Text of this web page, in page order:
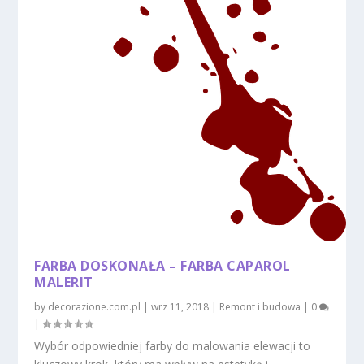
FARBA DOSKONAŁA – FARBA CAPAROL
MALERIT
by decorazione.com.pl |wrz 11, 2018 | Remont i budowa | 0
|
Wybór odpowiedniej farby do malowania elewacji to